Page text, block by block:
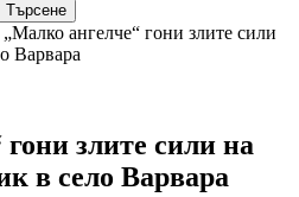
„Малко ангелче“ гони злите сили
Варвара
злите сили на
в село Варвара